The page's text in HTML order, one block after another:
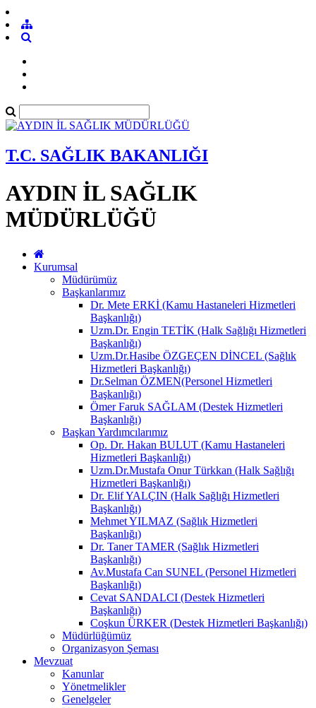
T.C. SAĞLIK BAKANLIĞI
AYDIN İL SAĞLIK
MÜDÜRLÜĞÜ
Kurumsal
Müdürümüz
Başkanlarımız
Dr. Mete ERKİ (Kamu Hastaneleri Hizmetleri
Başkanlığı)
Uzm.Dr. Engin TETİK (Halk Sağlığı Hizmetleri
Başkanlığı)
Uzm.Dr.Hasibe ÖZGEÇEN DİNCEL (Sağlık
Hizmetleri Başkanlığı)
Dr.Selman ÖZMEN(Personel Hizmetleri
Başkanlığı)
Ömer Faruk SAĞLAM (Destek Hizmetleri
Başkanlığı)
Başkan Yardımcılarımız
Op. Dr. Hakan BULUT (Kamu Hastaneleri
Hizmetleri Başkanlığı)
Uzm.Dr.Mustafa Onur Türkkan (Halk Sağlığı
Hizmetleri Başkanlığı)
Dr. Elif YALÇIN (Halk Sağlığı Hizmetleri
Başkanlığı)
Mehmet YILMAZ (Sağlık Hizmetleri
Başkanlığı)
Dr. Taner TAMER (Sağlık Hizmetleri
Başkanlığı)
Av.Mustafa Can SUNEL (Personel Hizmetleri
Başkanlığı)
Cevat SANDALCI (Destek Hizmetleri
Başkanlığı)
Coşkun ÜRKER (Destek Hizmetleri Başkanlığı)
Müdürlüğümüz
Organizasyon Şeması
Mevzuat
Kanunlar
Yönetmelikler
Genelgeler